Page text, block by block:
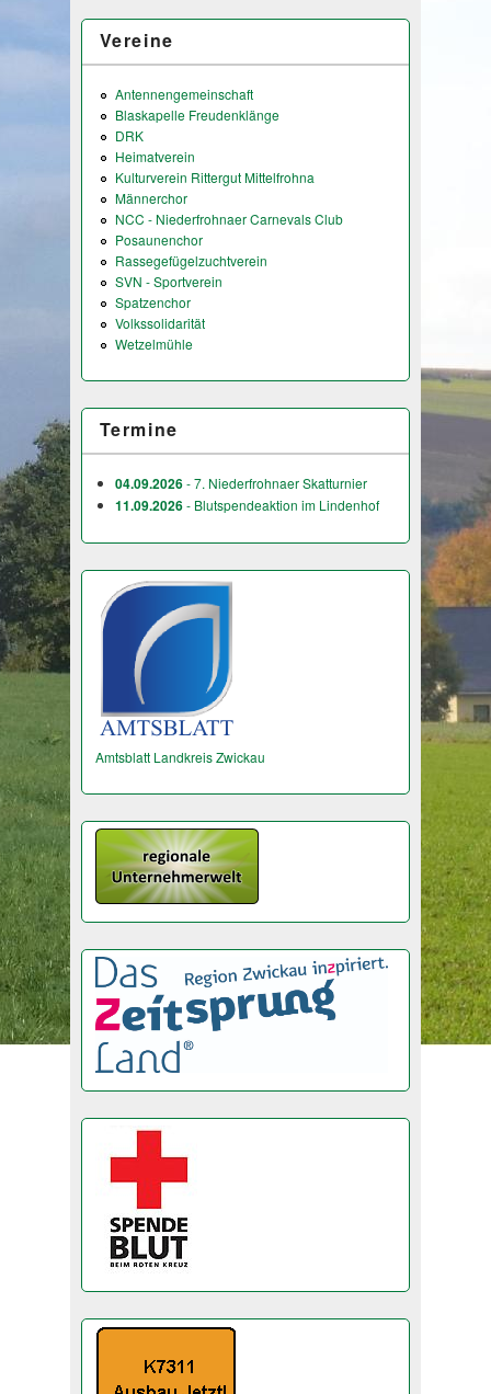
Vereine
Antennengemeinschaft
Blaskapelle Freudenklänge
DRK
Heimatverein
Kulturverein Rittergut Mittelfrohna
Männerchor
NCC - Niederfrohnaer Carnevals Club
Posaunenchor
Rassegefügelzuchtverein
SVN - Sportverein
Spatzenchor
Volkssolidarität
Wetzelmühle
Termine
04.09.2026- 7. Niederfrohnaer Skatturnier
11.09.2026- Blutspendeaktion im Lindenhof
Amtsblatt Landkreis Zwickau